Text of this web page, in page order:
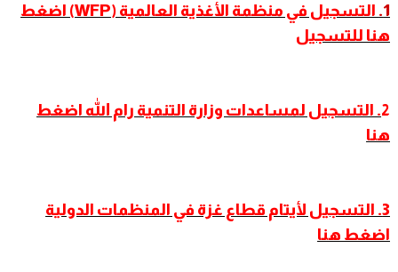
1.
التسجيل في منظمة الأغذية العالمية (WFP) اضغط
هنا للتسجيل
2. التسجيل لمساعدات وزارة التنمية رام الله اضغط
هنا
3. التسجيل لأيتام قطاع غزة في المنظمات الدولية
اضغط هنا